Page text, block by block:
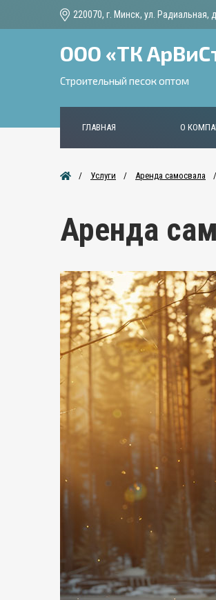
220070, г. Минск, ул. Радиальная,
ООО «ТК
Строительный песок оптом
ГЛАВНАЯ О
Услуги Аренда самосвала
Аренда